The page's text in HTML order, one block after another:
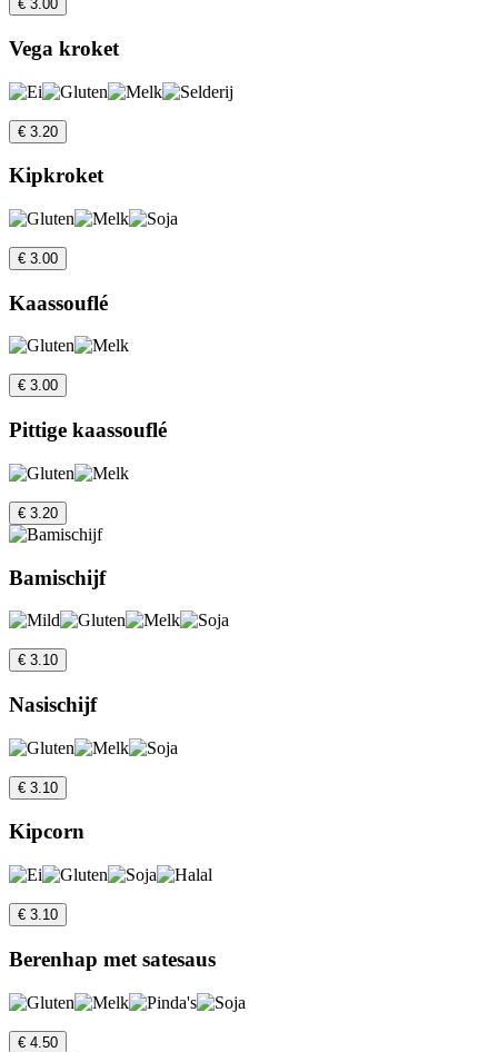
€ 3.00
Vega kroket
€ 3.20
Kipkroket
€ 3.00
Kaassouflé
€ 3.00
Pittige kaassouflé
€ 3.20
Bamischijf
€ 3.10
Nasischijf
€ 3.10
Kipcorn
€ 3.10
Berenhap met satesaus
€ 4.50